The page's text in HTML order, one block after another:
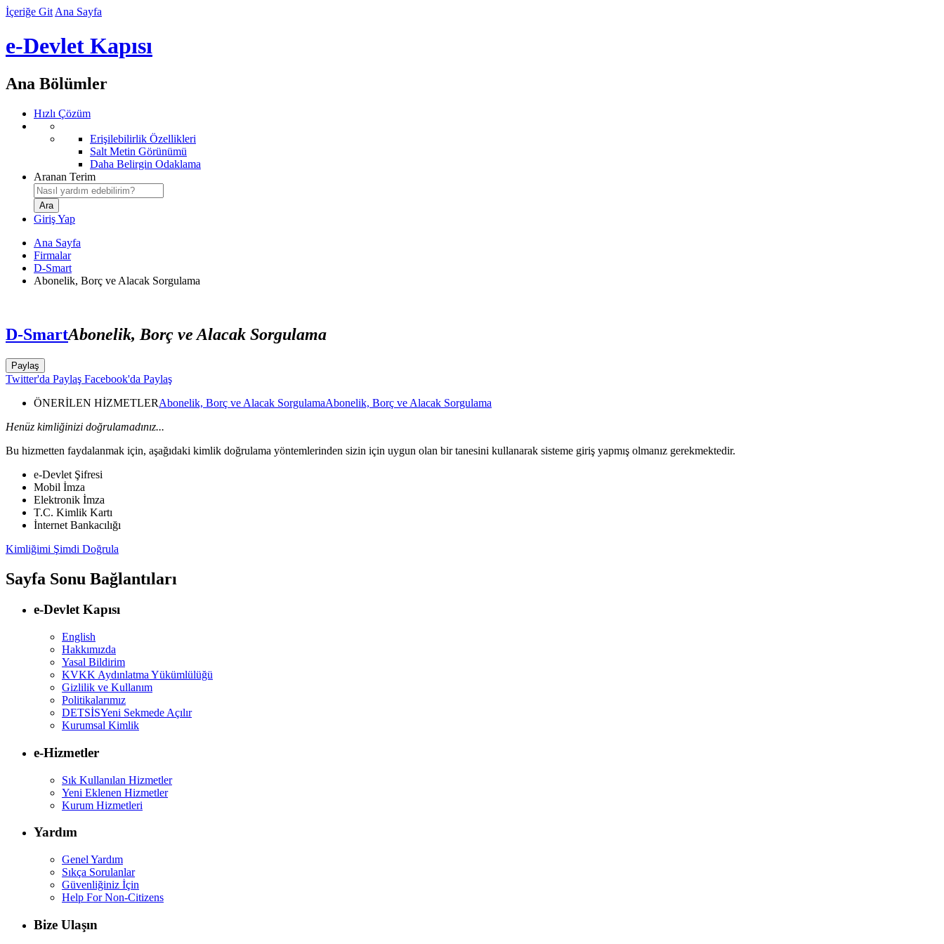
İçeriğe Git Ana Sayfa
e-Devlet Kapısı
Ana Bölümler
Hızlı Çözüm
Erişilebilirlik Özellikleri
Salt Metin Görünümü
Daha Belirgin Odaklama
Aranan Terim
Giriş Yap
Ana Sayfa
Firmalar
D-Smart
Abonelik, Borç ve Alacak Sorgulama
D-SmartAbonelik, Borç ve Alacak Sorgulama
Paylaş
Twitter'da Paylaş Facebook'da Paylaş
ÖNERİLEN HİZMETLERAbonelik, Borç ve Alacak SorgulamaAbonelik, Borç ve Alacak Sorgulama
Henüz kimliğinizi doğrulamadınız...
Bu hizmetten faydalanmak için, aşağıdaki kimlik doğrulama yöntemlerinden sizin için uygun olan bir tanesini kullanarak sisteme giriş yapmış olmanız gerekmektedir.
e-Devlet Şifresi
Mobil İmza
Elektronik İmza
T.C. Kimlik Kartı
İnternet Bankacılığı
Kimliğimi Şimdi Doğrula
Sayfa Sonu Bağlantıları
e-Devlet Kapısı
English
Hakkımızda
Yasal Bildirim
KVKK Aydınlatma Yükümlülüğü
Gizlilik ve Kullanım
Politikalarımız
DETSİSYeni Sekmede Açılır
Kurumsal Kimlik
e-Hizmetler
Sık Kullanılan Hizmetler
Yeni Eklenen Hizmetler
Kurum Hizmetleri
Yardım
Genel Yardım
Sıkça Sorulanlar
Güvenliğiniz İçin
Help For Non-Citizens
Bize Ulaşın